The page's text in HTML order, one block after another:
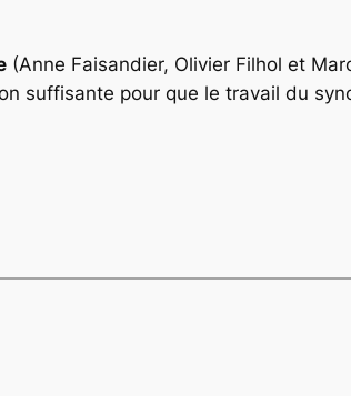
(Anne Faisandier, Olivier Filhol et
suffisante pour que le travail du